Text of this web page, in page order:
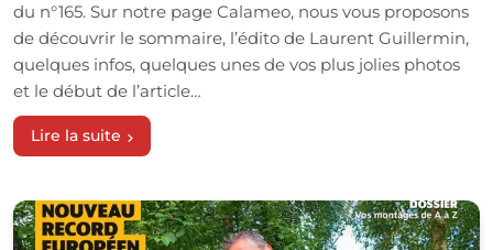
du n°165. Sur notre page Calameo, nous vous proposons
de découvrir le sommaire, l’édito de Laurent Guillermin,
quelques infos, quelques unes de vos plus jolies photos
et le début de l’article…
Lire la suite